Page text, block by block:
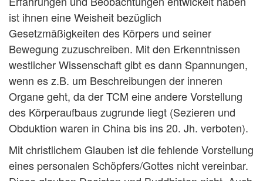
ist ihnen eine Weisheit bezüglich
Gesetzmäßigkeiten des Körpers und seiner
Bewegung zuzuschreiben. Mit den Erkenntnissen
westlicher Wissenschaft gibt es dann Spannungen,
wenn es z.B. um Beschreibungen der inneren
Organe geht, da der TCM eine andere Vorstellung
des Körperaufbaus zugrunde liegt (Sezieren und
Obduktion waren in China bis ins 20. Jh. verboten).
Mit christlichem Glauben ist die fehlende Vorstellung
eines personalen Schöpfers/Gottes nicht vereinbar.